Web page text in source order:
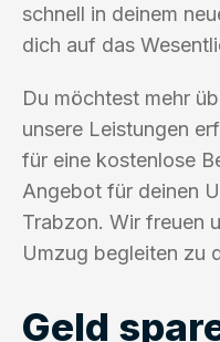
schnell in deinem
dich auf das
Du möchtest mehr
unsere Leistungen
für eine kostenlose
Angebot für deinen
Trabzon. Wir freuen
Umzug begleiten zu
Geld